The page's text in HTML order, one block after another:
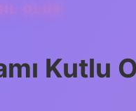
OLUR
Kutlu